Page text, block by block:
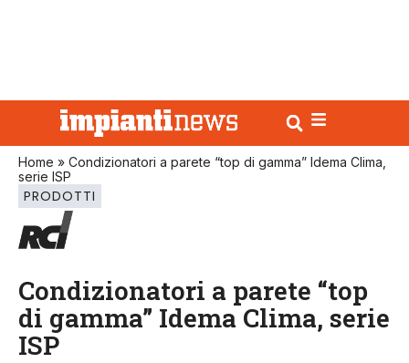
Home » Condizionatori a parete “top di gamma” Idema Clima,
serie ISP
PRODOTTI
Condizionatori a parete “top
di gamma” Idema Clima, serie
ISP